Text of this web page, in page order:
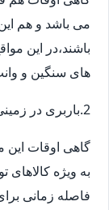
می باشد و هم
باشند،در این
های سنگین و
2.باربری در زمینی به کمک قطار های باربری در :
گاهی اوقات این
به ویژه کالاهای
فاصله زمانی